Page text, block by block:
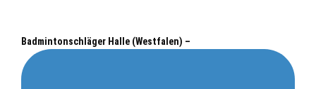
Badmintonschläger Halle (Westfalen) –